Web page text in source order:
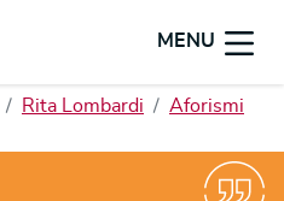
MENU
Rita Lombardi
Aforismi